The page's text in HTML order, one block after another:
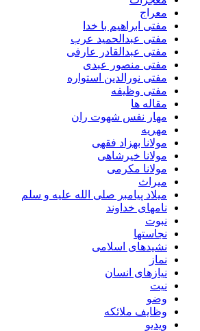
معراج
مفتی ابراهیم با خدا
مفتی عبدالحمید عرب
مفتی عبدالقادر عارفی
مفتی منصور عبدی
مفتی نورالدین استواره
مفتی وظیفه
مقاله ها
مهار نفس شهوت ران
مهریه
مولانا بهزاد فقهی
مولانا خیرشاهی
مولانا مکرمی
میراث
میلاد پیامبر صلی الله علیه و سلم
نامهای خداوند
نبوت
نجاستها
نشیدهای اسلامی
نماز
نیازهای انسان
نیت
وضو
وظایف ملائکه
ویدیو